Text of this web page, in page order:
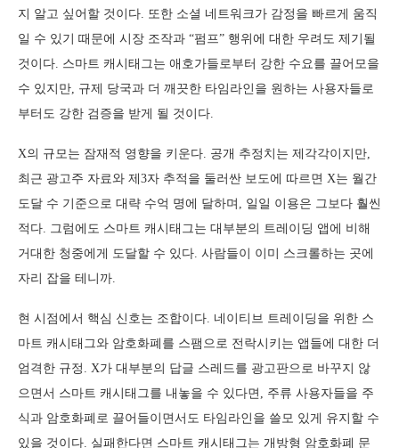
지 알고 싶어할 것이다. 또한 소셜 네트워크가 감정을 빠르게 움직
일 수 있기 때문에 시장 조작과 “펌프” 행위에 대한 우려도 제기될
것이다. 스마트 캐시태그는 애호가들로부터 강한 수요를 끌어모을
수 있지만, 규제 당국과 더 깨끗한 타임라인을 원하는 사용자들로
부터도 강한 검증을 받게 될 것이다.
X의 규모는 잠재적 영향을 키운다. 공개 추정치는 제각각이지만,
최근 광고주 자료와 제3자 추적을 둘러싼 보도에 따르면 X는 월간
도달 수 기준으로 대략 수억 명에 달하며, 일일 이용은 그보다 훨씬
적다. 그럼에도 스마트 캐시태그는 대부분의 트레이딩 앱에 비해
거대한 청중에게 도달할 수 있다. 사람들이 이미 스크롤하는 곳에
자리 잡을 테니까.
현 시점에서 핵심 신호는 조합이다. 네이티브 트레이딩을 위한 스
마트 캐시태그와 암호화폐를 스팸으로 전락시키는 앱들에 대한 더
엄격한 규정. X가 대부분의 답글 스레드를 광고판으로 바꾸지 않
으면서 스마트 캐시태그를 내놓을 수 있다면, 주류 사용자들을 주
식과 암호화폐로 끌어들이면서도 타임라인을 쓸모 있게 유지할 수
있을 것이다. 실패한다면 스마트 캐시태그는 개방형 암호화폐 문